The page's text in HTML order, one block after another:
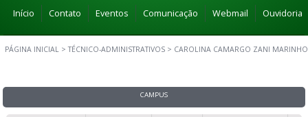
Início Contato Eventos Comunicação Webmail Ouvidoria
PÁGINA INICIAL >TÉCNICO-ADMINISTRATIVOS > CAROLINA CAMARGO ZANI MARINHO
CAMPUS